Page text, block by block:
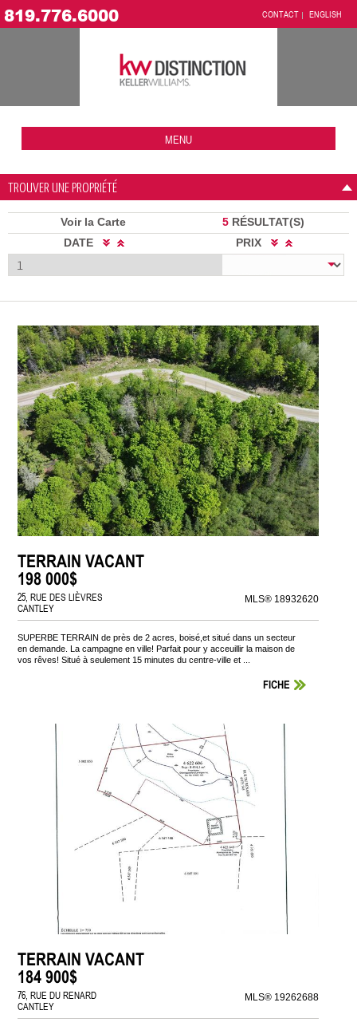
819.776.6000 CONTACT ENGLISH
MENU
TROUVER UNE PROPRIÉTÉ
Voir la Carte 5 RÉSULTAT(S)
DATE
PRIX
TERRAIN VACANT
198 000$
25, RUE DES LIÈVRES
CANTLEY
MLS® 18932620
SUPERBE TERRAIN de près de 2 acres, boisé,et situé dans un secteur
en demande. La campagne en ville! Parfait pour y acceuillir la maison de
vos rêves! Situé à seulement 15 minutes du centre-ville et ...
FICHE
TERRAIN VACANT
184 900$
76, RUE DU RENARD
CANTLEY
MLS® 19262688